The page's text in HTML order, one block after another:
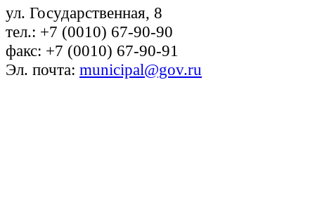
ул. Государственная, 8
тел.: +7 (0010) 67-90-90
факс: +7 (0010) 67-90-91
Эл. почта: municipal@gov.ru